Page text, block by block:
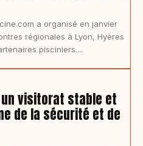
a organisé en janvier
régionales à Lyon, Hyères
pisciniers....
un visitorat stable et
de la sécurité et de